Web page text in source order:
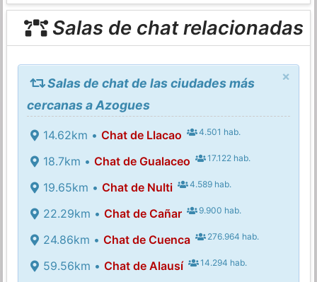
Salas de chat relacionadas
×
Salas de chat de las ciudades más
cercanas a Azogues
14.62km • Chat de Llacao 4.501 hab.
18.7km • Chat de Gualaceo 17.122 hab.
19.65km • Chat de Nulti 4.589 hab.
22.29km • Chat de Cañar 9.900 hab.
24.86km • Chat de Cuenca 276.964 hab.
59.56km • Chat de Alausí 14.294 hab.